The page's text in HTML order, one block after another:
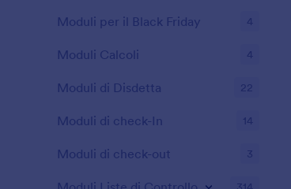
Moduli per il Black Friday 4
Moduli Calcoli 4
Moduli di Disdetta 22
Moduli di check-In 14
Moduli di check-out 3